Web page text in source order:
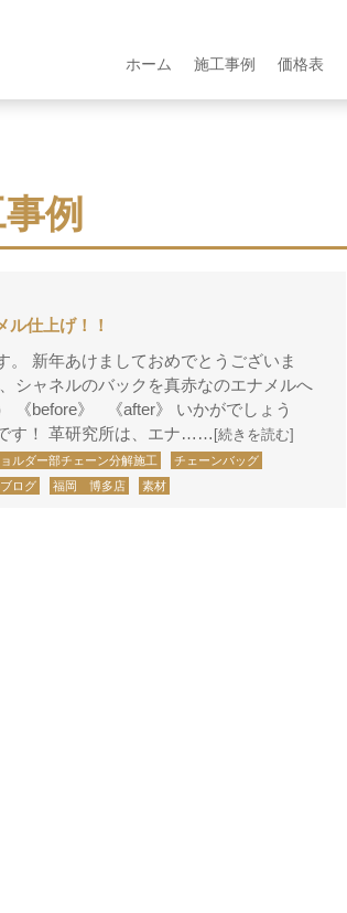
ホーム 施工事例 価格表
例
仕上げ！！
。 新年あけましておめでとうございま
シャネルのバックを真赤なのエナメルへ
《before》 《after》 いかがでしょう
す！ 革研究所は、エナ…… [続きを読む]
ルダー部チェーン分解施工
チェーンバッグ
ログ 福岡 博多店 素材